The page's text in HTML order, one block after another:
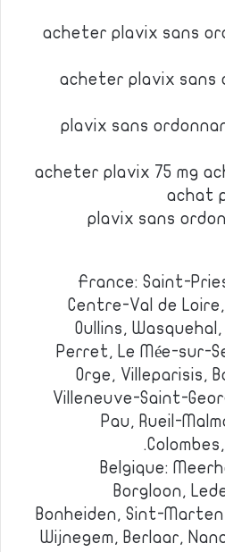
acheter plavix sans
acheter plavix sans
plavix sans
acheter plavix 75 mg
achat
plavix sans
France: Saint-
Centre-Val de
Oullins,
Perret, Le Mée-sur-
Orge, Villeparisis,
Villeneuve-Saint-
Pau, Rueil-
Belgique:
Borgloon,
Bonheiden, Sint-
Wijnegem, Berlaar,